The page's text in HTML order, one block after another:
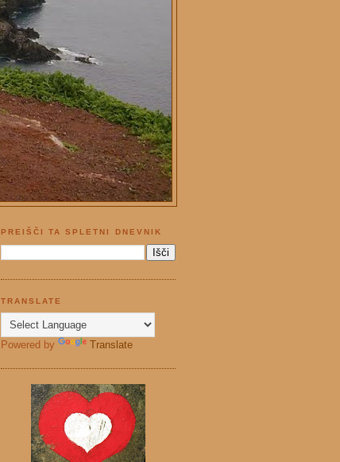
PREIŠČI TA SPLETNI DNEVNIK
TRANSLATE
Powered by Translate